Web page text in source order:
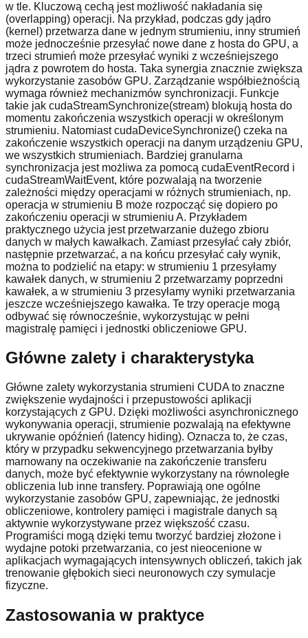
w tle. Kluczową cechą jest możliwość nakładania się
(overlapping) operacji. Na przykład, podczas gdy jądro
(kernel) przetwarza dane w jednym strumieniu, inny strumień
może jednocześnie przesyłać nowe dane z hosta do GPU, a
trzeci strumień może przesyłać wyniki z wcześniejszego
jądra z powrotem do hosta. Taka synergia znacznie zwiększa
wykorzystanie zasobów GPU. Zarządzanie współbieżnością
wymaga również mechanizmów synchronizacji. Funkcje
takie jak cudaStreamSynchronize(stream) blokują hosta do
momentu zakończenia wszystkich operacji w określonym
strumieniu. Natomiast cudaDeviceSynchronize() czeka na
zakończenie wszystkich operacji na danym urządzeniu GPU,
we wszystkich strumieniach. Bardziej granularna
synchronizacja jest możliwa za pomocą cudaEventRecord i
cudaStreamWaitEvent, które pozwalają na tworzenie
zależności między operacjami w różnych strumieniach, np.
operacja w strumieniu B może rozpocząć się dopiero po
zakończeniu operacji w strumieniu A. Przykładem
praktycznego użycia jest przetwarzanie dużego zbioru
danych w małych kawałkach. Zamiast przesyłać cały zbiór,
następnie przetwarzać, a na końcu przesyłać cały wynik,
można to podzielić na etapy: w strumieniu 1 przesyłamy
kawałek danych, w strumieniu 2 przetwarzamy poprzedni
kawałek, a w strumieniu 3 przesyłamy wyniki przetwarzania
jeszcze wcześniejszego kawałka. Te trzy operacje mogą
odbywać się równocześnie, wykorzystując w pełni
magistralę pamięci i jednostki obliczeniowe GPU.
Główne zalety i charakterystyka
Główne zalety wykorzystania strumieni CUDA to znaczne
zwiększenie wydajności i przepustowości aplikacji
korzystających z GPU. Dzięki możliwości asynchronicznego
wykonywania operacji, strumienie pozwalają na efektywne
ukrywanie opóźnień (latency hiding). Oznacza to, że czas,
który w przypadku sekwencyjnego przetwarzania byłby
marnowany na oczekiwanie na zakończenie transferu
danych, może być efektywnie wykorzystany na równoległe
obliczenia lub inne transfery. Poprawiają one ogólne
wykorzystanie zasobów GPU, zapewniając, że jednostki
obliczeniowe, kontrolery pamięci i magistrale danych są
aktywnie wykorzystywane przez większość czasu.
Programiści mogą dzięki temu tworzyć bardziej złożone i
wydajne potoki przetwarzania, co jest nieocenione w
aplikacjach wymagających intensywnych obliczeń, takich jak
trenowanie głębokich sieci neuronowych czy symulacje
fizyczne.
Zastosowania w praktyce